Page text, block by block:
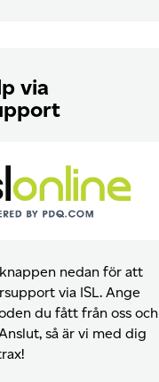
via
nedan för att
via ISL. Ange
du fått från oss och
så är vi med dig